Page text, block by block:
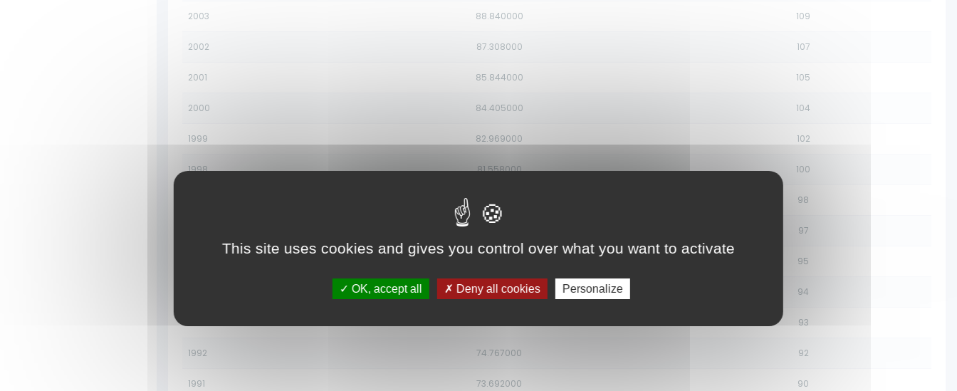
2003 88.840000 109
2002 87.308000 107
2001 85.844000 105
2000 84.405000 104
1999 82.969000 102
1998 81.558000 100
98
97
95
76.668000 94
93
1992 74.767000 92
1991 73.692000 90
This site uses cookies and gives you control over what you want to activate
OK, accept all Deny all cookies Personalize